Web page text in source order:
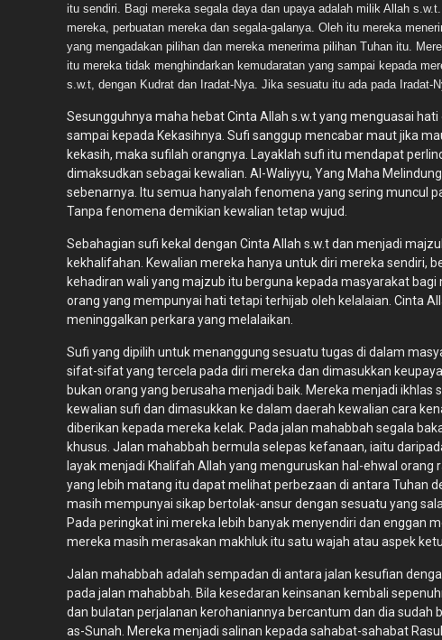
itu sendiri. Bagi mereka segala daya dan upaya adalah milik Allah
mereka, perbuatan mereka dan segala-galanya. Oleh itu mereka
yang mengadakan pilihan dan mereka menerima pilihan Tuhan itu.
itu mereka tidak menghindarkan kemudaratan yang sampai kepada
s.w.t, dengan Kudrat dan Iradat-Nya. Jika sesuatu itu ada pada
Sesungguhnya maha hebat Cinta Allah s.w.t yang menguasai
sampai kepada Kekasihnya. Sufi sanggup mencabar maut jika
kekasih, maka sufilah orangnya. Layaklah sufi itu mendapat
dimaksudkan sebagai kewalian. Al-Waliyyu, Yang Maha
sebenarnya. Itu semua hanyalah fenomena yang sering muncul
Tanpa fenomena demikian kewalian tetap wujud.
Sebahagian sufi kekal dengan Cinta Allah s.w.t dan menjadi
kekhalifahan. Kewalian mereka hanya untuk diri mereka sendiri,
kehadiran wali yang majzub itu berguna kepada masyarakat
orang yang mempunyai hati tetapi terhijab oleh kelalaian. Cinta
meninggalkan perkara yang melalaikan.
Sufi yang dipilih untuk menanggung sesuatu tugas di dalam
sifat-sifat yang tercela pada diri mereka dan dimasukkan
bukan orang yang berusaha menjadi baik. Mereka menjadi
kewalian sufi dan dimasukkan ke dalam daerah kewalian cara
diberikan kepada mereka kelak. Pada jalan mahabbah segala
khusus. Jalan mahabbah bermula selepas kefanaan, iaitu
layak menjadi Khalifah Allah yang menguruskan hal-ehwal
yang lebih matang itu dapat melihat perbezaan di antara Tuhan
masih mempunyai sikap bertolak-ansur dengan sesuatu yang
Pada peringkat ini mereka lebih banyak menyendiri dan enggan
mereka masih merasakan makhluk itu satu wajah atau aspek
Jalan mahabbah adalah sempadan di antara jalan kesufian
pada jalan mahabbah. Bila kesedaran keinsanan kembali
dan bulatan perjalanan kerohaniannya bercantum dan dia
as-Sunah. Mereka menjadi salinan kepada sahabat-sahabat